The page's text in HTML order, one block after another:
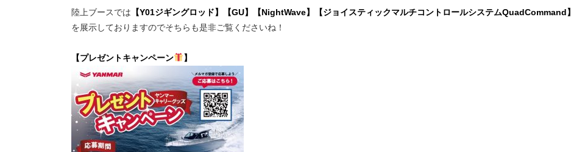
陸上ブースでは 【Y01ジギングロッド】【GU】【NightWave】【ジョイスティックマルチコントロールシステムQuadCommand】
を展示しておりますのでそちらも是非ご覧くださいね！
【プレゼントキャンペーン 】